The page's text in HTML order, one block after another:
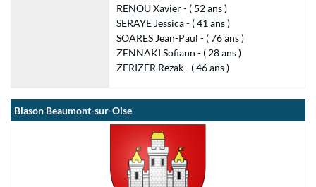
RENOU Xavier - ( 52 ans )
SERAYE Jessica - ( 41 ans )
SOARES Jean-Paul - ( 76 ans )
ZENNAKI Sofiann - ( 28 ans )
ZERIZER Rezak - ( 46 ans )
Blason Beaumont-sur-Oise